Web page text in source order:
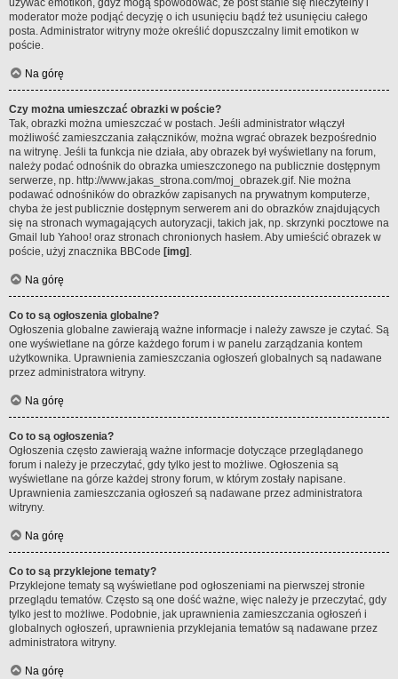
używać emotikon, gdyż mogą spowodować, że post stanie się nieczytelny i
moderator może podjąć decyzję o ich usunięciu bądź też usunięciu całego
posta. Administrator witryny może określić dopuszczalny limit emotikon w
poście.
Na górę
Czy można umieszczać obrazki w poście?
Tak, obrazki można umieszczać w postach. Jeśli administrator włączył
możliwość zamieszczania załączników, można wgrać obrazek bezpośrednio
na witrynę. Jeśli ta funkcja nie działa, aby obrazek był wyświetlany na forum,
należy podać odnośnik do obrazka umieszczonego na publicznie dostępnym
serwerze, np. http://www.jakas_strona.com/moj_obrazek.gif. Nie można
podawać odnośników do obrazków zapisanych na prywatnym komputerze,
chyba że jest publicznie dostępnym serwerem ani do obrazków znajdujących
się na stronach wymagających autoryzacji, takich jak, np. skrzynki pocztowe na
Gmail lub Yahoo! oraz stronach chronionych hasłem. Aby umieścić obrazek w
poście, użyj znacznika BBCode [img] .
Na górę
Co to są ogłoszenia globalne?
Ogłoszenia globalne zawierają ważne informacje i należy zawsze je czytać. Są
one wyświetlane na górze każdego forum i w panelu zarządzania kontem
użytkownika. Uprawnienia zamieszczania ogłoszeń globalnych są nadawane
przez administratora witryny.
Na górę
Co to są ogłoszenia?
Ogłoszenia często zawierają ważne informacje dotyczące przeglądanego
forum i należy je przeczytać, gdy tylko jest to możliwe. Ogłoszenia są
wyświetlane na górze każdej strony forum, w którym zostały napisane.
Uprawnienia zamieszczania ogłoszeń są nadawane przez administratora
witryny.
Na górę
Co to są przyklejone tematy?
Przyklejone tematy są wyświetlane pod ogłoszeniami na pierwszej stronie
przeglądu tematów. Często są one dość ważne, więc należy je przeczytać, gdy
tylko jest to możliwe. Podobnie, jak uprawnienia zamieszczania ogłoszeń i
globalnych ogłoszeń, uprawnienia przyklejania tematów są nadawane przez
administratora witryny.
Na górę